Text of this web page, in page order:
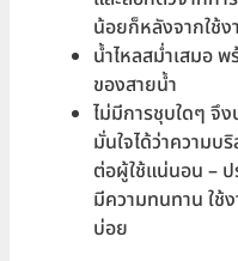
น้อยก็หลังจากใช้ง
น้ำไหลสม่ำเสมอ
ของสายน้ำ
ไม่มีการชุบใดๆ จึ
มั่นใจได้ว่าความ
ต่อผู้ใช้แน่นอน – ป
มีความทนทาน ใช้
บ่อย